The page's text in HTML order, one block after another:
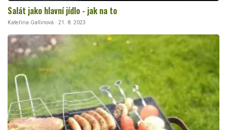
Salát jako hlavní jídlo - jak na to
Kateřina Gallinová · 21. 8. 2023